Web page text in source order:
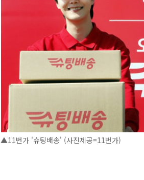
▲11번가 '슈팅배송' (사진제공=11번가)